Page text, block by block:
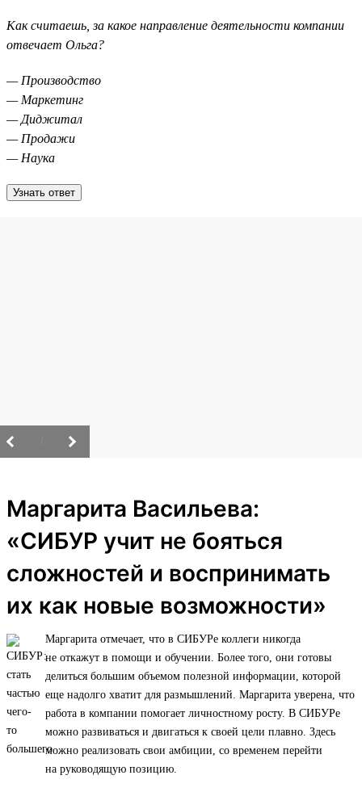
Как считаешь, за какое направление деятельности компании
отвечает Ольга?
— Производство
— Маркетинг
— Диджитал
— Продажи
— Наука
Узнать ответ
Маргарита Васильева:
«СИБУР учит не бояться
сложностей и воспринимать
их как новые возможности»
Маргарита отмечает, что в СИБУРе коллеги никогда
не откажут в помощи и обучении. Более того, они готовы
делиться большим объемом полезной информации, которой
еще надолго хватит для размышлений. Маргарита уверена, что
работа в компании помогает личностному росту. В СИБУРе
можно развиваться и двигаться к своей цели плавно. Здесь
можно реализовать свои амбиции, со временем перейти
на руководящую позицию.